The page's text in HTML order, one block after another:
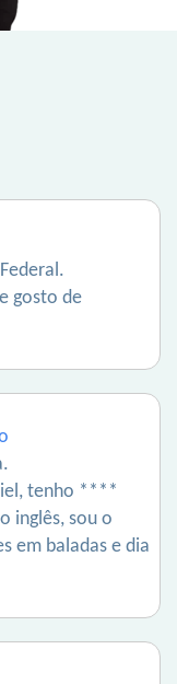
gosto de
tenho ****
inglês, sou o
em baladas e dia